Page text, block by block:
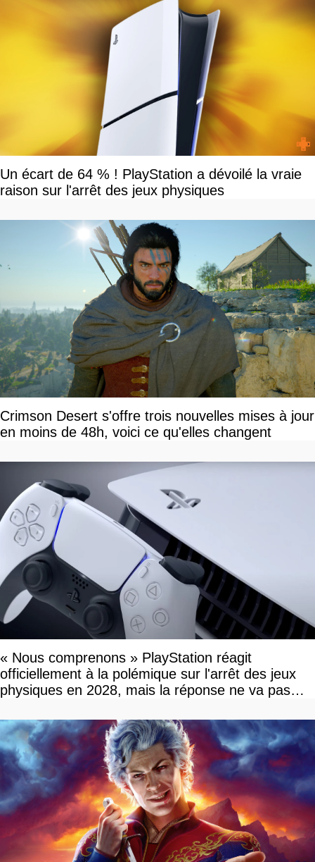
Un écart de 64 % ! PlayStation a dévoilé la vraie
raison sur l'arrêt des jeux physiques
Crimson Desert s'offre trois nouvelles mises à jour
en moins de 48h, voici ce qu'elles changent
« Nous comprenons » PlayStation réagit
officiellement à la polémique sur l'arrêt des jeux
physiques en 2028, mais la réponse ne va pas